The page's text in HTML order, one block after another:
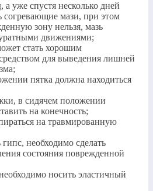
а уже спустя несколько дней
согревающие мази, при этом
зону нельзя, мазь
движениями;
стать хорошим
для выведения лишней
пятка должна находиться
в сидячем положении
на конечность;
на травмированную
необходимо сделать
состояния поврежденной
носить эластичный